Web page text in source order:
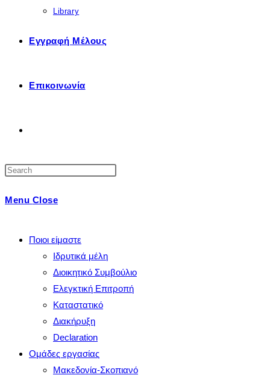
Library
Εγγραφή Μέλους
Επικοινωνία
Website
panel.
Menu Close
Ποιοι είμαστε
Ιδρυτικά μέλη
Διοικητικό Συμβούλιο
Ελεγκτική Επιτροπή
Καταστατικό
Διακήρυξη
Declaration
Ομάδες εργασίας
Μακεδονία-Σκοπιανό